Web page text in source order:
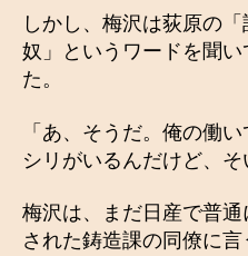
しかし、梅沢は荻原の
奴」というワードを聞
た。
「あ、そうだ。俺の働
シリがいるんだけど、そ
梅沢は、まだ日産で普
された鋳造課の同僚に